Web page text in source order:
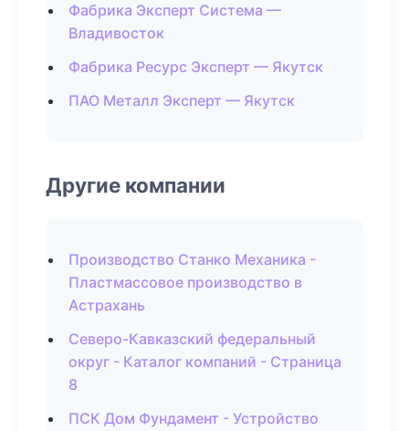
Фабрика Эксперт Система —
Владивосток
Фабрика Ресурс Эксперт — Якутск
ПАО Металл Эксперт — Якутск
Другие компании
Производство Станко Механика -
Пластмассовое производство в
Астрахань
Северо-Кавказский федеральный
округ - Каталог компаний - Страница
8
ПСК Дом Фундамент - Устройство